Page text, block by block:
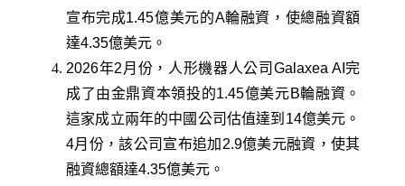
宣布完成1.45億美元的A輪融資，使總融資額
達4.35億美元。
2026年2月份，人形機器人公司Galaxea AI完
成了由金鼎資本領投的1.45億美元B輪融資。
這家成立兩年的中國公司估值達到14億美元。
4月份，該公司宣布追加2.9億美元融資，使其
融資總額達4.35億美元。